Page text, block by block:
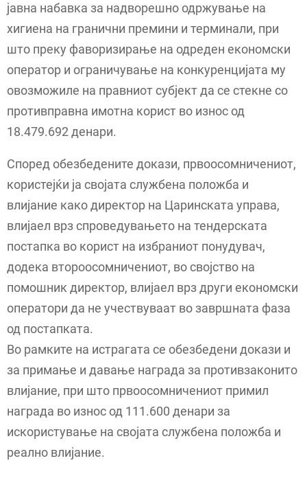
јавна набавка за надворешно одржување на
хигиена на гранични премини и терминали, при
што преку фаворизирање на одреден економски
оператор и ограничување на конкуренцијата му
овозможиле на правниот субјект да се стекне со
противправна имотна корист во износ од
18.479.692 денари.
Според обезбедените докази, првоосомничениот,
користејќи ја својата службена положба и
влијание како директор на Царинската управа,
влијаел врз спроведувањето на тендерската
постапка во корист на избраниот понудувач,
додека второосомничениот, во својство на
помошник директор, влијаел врз други економски
оператори да не учествуваат во завршната фаза
од постапката.
Во рамките на истрагата се обезбедени докази и
за примање и давање награда за противзаконито
влијание, при што првоосомничениот примил
награда во износ од 111.600 денари за
искористување на својата службена положба и
реално влијание.